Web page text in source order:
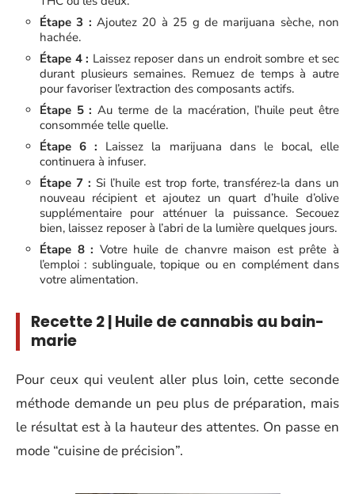
Étape 3 : Ajoutez 20 à 25 g de marijuana sèche, non
hachée.
Étape 4 : Laissez reposer dans un endroit sombre et sec
durant plusieurs semaines. Remuez de temps à autre
pour favoriser l’extraction des composants actifs.
Étape 5 : Au terme de la macération, l’huile peut être
consommée telle quelle.
Étape 6 : Laissez la marijuana dans le bocal, elle
continuera à infuser.
Étape 7 : Si l’huile est trop forte, transférez-la dans un
nouveau récipient et ajoutez un quart d’huile d’olive
supplémentaire pour atténuer la puissance. Secouez
bien, laissez reposer à l’abri de la lumière quelques jours.
Étape 8 : Votre huile de chanvre maison est prête à
l’emploi : sublinguale, topique ou en complément dans
votre alimentation.
Recette 2 | Huile de cannabis au bain-
marie
Pour ceux qui veulent aller plus loin, cette seconde
méthode demande un peu plus de préparation, mais
le résultat est à la hauteur des attentes. On passe en
mode “cuisine de précision”.